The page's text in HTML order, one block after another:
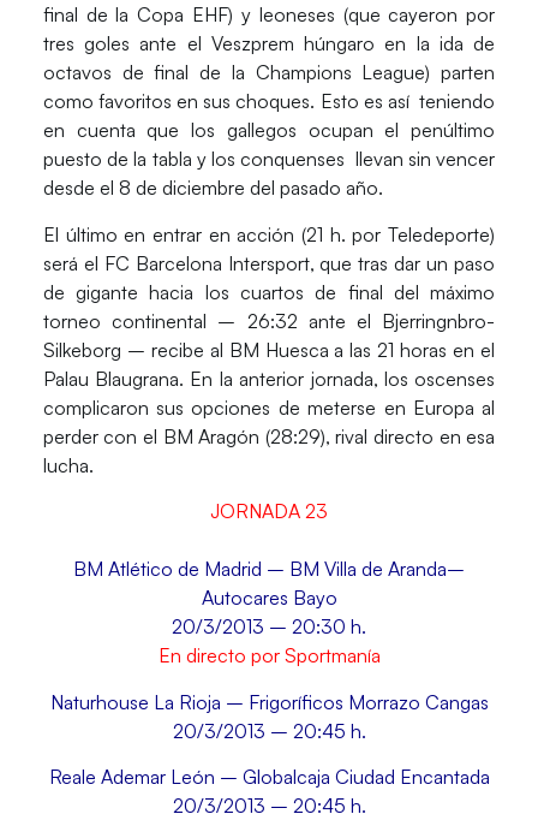
final de la Copa EHF) y leoneses (que cayeron por
tres goles ante el Veszprem húngaro en la ida de
octavos de final de la Champions League) parten
como favoritos en sus choques. Esto es así teniendo
en cuenta que los gallegos ocupan el penúltimo
puesto de la tabla y los conquenses llevan sin vencer
desde el 8 de diciembre del pasado año.
El último en entrar en acción (21 h. por Teledeporte)
será el FC Barcelona Intersport, que tras dar un paso
de gigante hacia los cuartos de final del máximo
torneo continental – 26:32 ante el Bjerringnbro-
Silkeborg – recibe al BM Huesca a las 21 horas en el
Palau Blaugrana. En la anterior jornada, los oscenses
complicaron sus opciones de meterse en Europa al
perder con el BM Aragón (28:29), rival directo en esa
lucha.
JORNADA 23
BM Atlético de Madrid – BM Villa de Aranda–
Autocares Bayo
20/3/2013 – 20:30 h.
En directo por Sportmanía
Naturhouse La Rioja – Frigoríficos Morrazo Cangas
20/3/2013 – 20:45 h.
Reale Ademar León – Globalcaja Ciudad Encantada
20/3/2013 – 20:45 h.